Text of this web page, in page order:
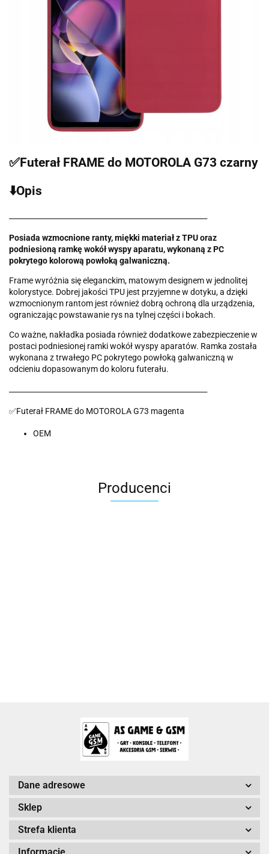
✅Futerał FRAME do MOTOROLA G73 czarny
⬇️Opis
Posiada wzmocnione ranty, miękki materiał z TPU oraz
podniesioną ramkę wokół wyspy aparatu, wykonaną z PC
pokrytego kolorową powłoką galwaniczną.
Frame wyróżnia się eleganckim, matowym designem w jednolitej
kolorystyce. Dobrej jakości TPU jest przyjemne w dotyku, a dzięki
wzmocnionym rantom jest również dobrą ochroną dla urządzenia,
ograniczając powstawanie rys na tylnej części i bokach.
Co ważne, nakładka posiada również dodatkowe zabezpieczenie w
postaci podniesionej ramki wokół wyspy aparatów. Ramka została
wykonana z trwałego PC pokrytego powłoką galwaniczną w
odcieniu dopasowanym do koloru futerału.
✅Futerał FRAME do MOTOROLA G73 magenta
OEM
Producenci
Arc System Works Europe
Dane adresowe
Sklep
Strefa klienta